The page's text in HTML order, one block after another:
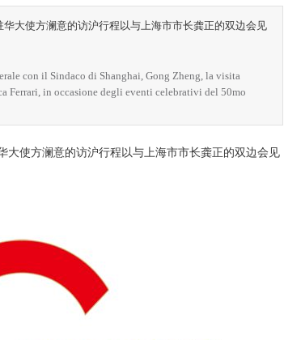
大使方澜意的访沪行程以与上海市市长龚正的双边会见
con il Sindaco di Shanghai, Gong Zheng, la visita
Ferrari, in occasione degli eventi celebrativi del 50mo
使方澜意的访沪行程以与上海市市长龚正的双边会见